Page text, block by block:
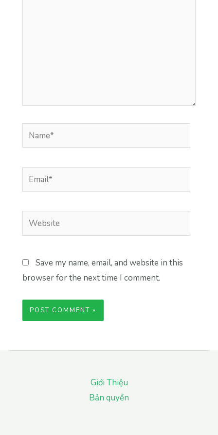
Name*
Email*
Website
Save my name, email, and website in this
browser for the next time I comment.
Giới Thiệu
Bản quyền